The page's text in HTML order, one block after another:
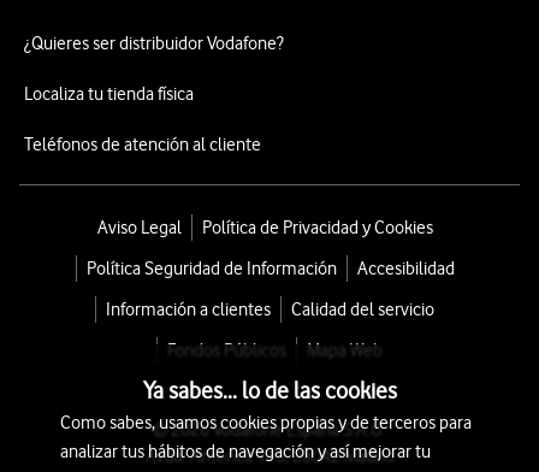
¿Quieres ser distribuidor Vodafone?
Localiza tu tienda física
Teléfonos de atención al cliente
Aviso Legal
Política de Privacidad y Cookies
Política Seguridad de Información
Accesibilidad
Información a clientes
Calidad del servicio
Fondos Públicos
Mapa Web
© 2026 Vodafone España S.A.U.
Avda. América 115, 28042 Madrid
Ya sabes... lo de las cookies
Como sabes, usamos cookies propias y de terceros para
analizar tus hábitos de navegación y así mejorar tu